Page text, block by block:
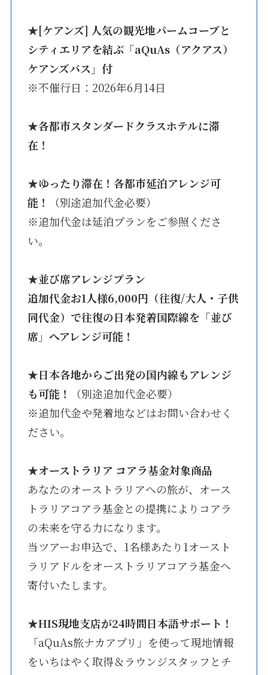
★[ケアンズ] 人気の観光地パームコーブと
シティエリアを結ぶ「aQuAs（アクアス）
ケアンズバス」付
※不催行日：2026年6月14日
★各都市スタンダードクラスホテルに滞
在！
★ゆったり滞在！各都市延泊アレンジ可
能！
（別途追加代金必要）
※追加代金は延泊プランをご参照くださ
い。
★並び席アレンジプラン
追加代金お1人様6,000円（往復/大人・子供
同代金）で往復の日本発着国際線を「並び
席」へアレンジ可能！
★日本各地からご出発の国内線もアレンジ
も可能！
（別途追加代金必要）
※追加代金や発着地などはお問い合わせく
ださい。
★オーストラリア コアラ基金対象商品
あなたのオーストラリアへの旅が、オース
トラリアコアラ基金との提携によりコアラ
の未来を守る力になります。
当ツアーお申込で、1名様あたり1オースト
ラリアドルをオーストラリアコアラ基金へ
寄付いたします。
★HIS現地支店が24時間日本語サポート！
「aQuAs旅ナカアプリ」を使って現地情報
をいちはやく取得＆ラウンジスタッフとチ